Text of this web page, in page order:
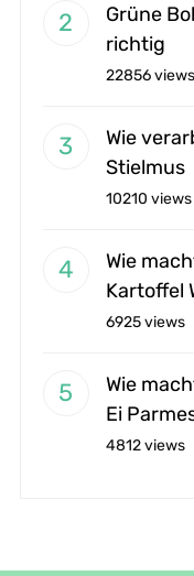
Grüne
richtig
22856 views
Wie
Stielmus
10210 views
Wie
Kartoffel
6925 views
Wie
Ei
4812 views